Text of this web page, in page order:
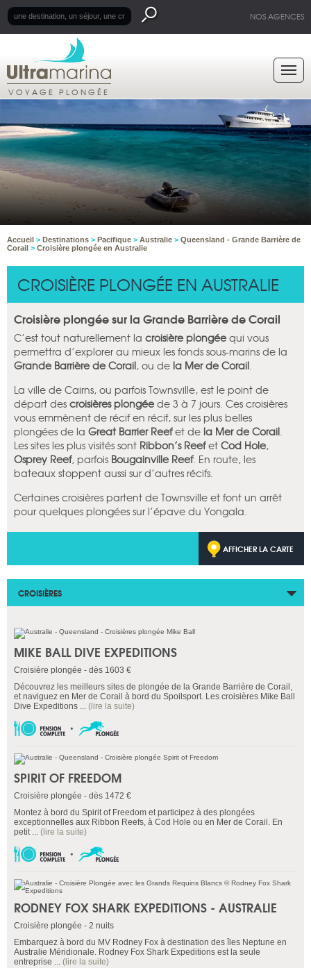
NOS AGENCES
VOYAGE PLONGÉE
Accueil > Destinations > Pacifique > Australie > Queensland - Grande Barrière de
Corail > Croisière plongée en Australie
CROISIÈRE PLONGÉE EN AUSTRALIE
Croisière plongée sur la Grande Barrière de Corail
C’est tout naturellement la croisière plongée qui vous
permettra d’explorer au mieux les fonds sous-marins de la
Grande Barrière de Corail, ou de la Mer de Corail.
La ville de Cairns, ou parfois Townsville, est le point de
départ des croisières plongée de 3 à 7 jours. Ces croisières
vous emmènent de récif en récif, sur les plus belles
plongées de la Great Barrier Reefet de la Mer de Corail.
Les sites les plus visités sont Ribbon’s Reefet Cod Hole,
Osprey Reef, parfois Bougainville Reef. En route, les
bateaux stoppent aussi sur d’autres récifs.
Certaines croisières partent de Townsville et font un arrêt
pour quelques plongées sur l’épave du Yongala.
AFFICHER LA CARTE
CROISIÈRES
MIKE BALL DIVE EXPEDITIONS
Croisière plongée - dès 1603 €
Découvrez les meilleurs sites de plongée de la Grande Barrière de Corail,
et naviguez en Mer de Corail à bord du Spoilsport. Les croisières Mike Ball
Dive Expeditions ... (lire la suite)
SPIRIT OF FREEDOM
Croisière plongée - dès 1472 €
Montez à bord du Spirit of Freedom et participez à des plongées
exceptionnelles aux Ribbon Reefs, à Cod Hole ou en Mer de Corail. En
petit ... (lire la suite)
RODNEY FOX SHARK EXPEDITIONS - AUSTRALIE
Croisière plongée - 2 nuits
Embarquez à bord du MV Rodney Fox à destination des îles Neptune en
Australie Méridionale. Rodney Fox Shark Expeditions est la seule
entreprise ... (lire la suite)